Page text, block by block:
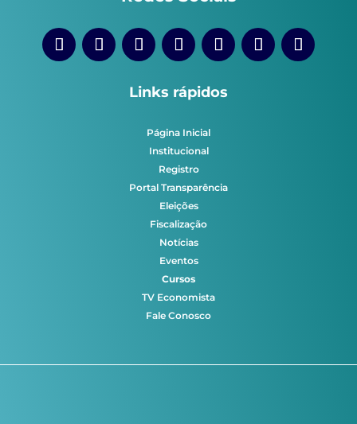
Links rápidos
Página Inicial
Institucional
Registro
Portal Transparência
Eleições
Fiscalização
Notícias
Eventos
Cursos
TV Economista
Fale Conosco